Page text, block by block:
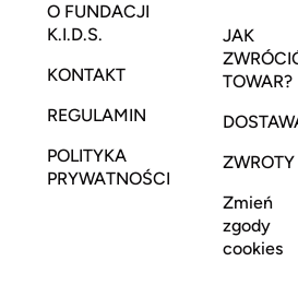
O FUNDACJI
K.I.D.S.
KONTAKT
REGULAMIN
POLITYKA
PRYWATNOŚCI
JAK
TOWAR?
ZWROTY
Zmień
zgody
cookies